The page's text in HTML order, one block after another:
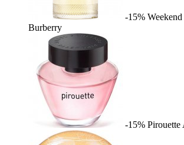
-15%
Burberry
-15% Pirouette